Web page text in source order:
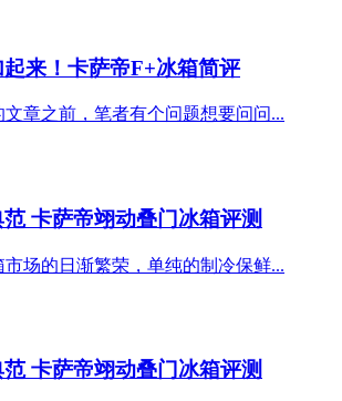
来！卡萨帝F+冰箱简评
章之前，笔者有个问题想要问问...
卡萨帝翊动叠门冰箱评测
的日渐繁荣，单纯的制冷保鲜...
卡萨帝翊动叠门冰箱评测